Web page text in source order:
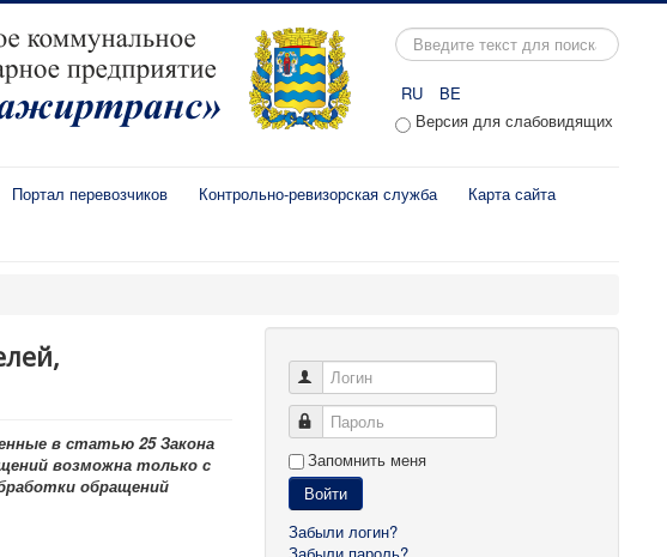
Искать...
RU
BE
Версия для слабовидящих
Портал перевозчиков Контрольно-ревизорская служба
Карта сайта
в статью 25 Закона
возможна только с
обращений
Логин
Пароль
Запомнить меня
Войти
Забыли логин?